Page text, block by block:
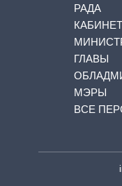
РАДА
КАБИНЕТ
ГЛАВЫ
МЭРЫ
ВСЕ